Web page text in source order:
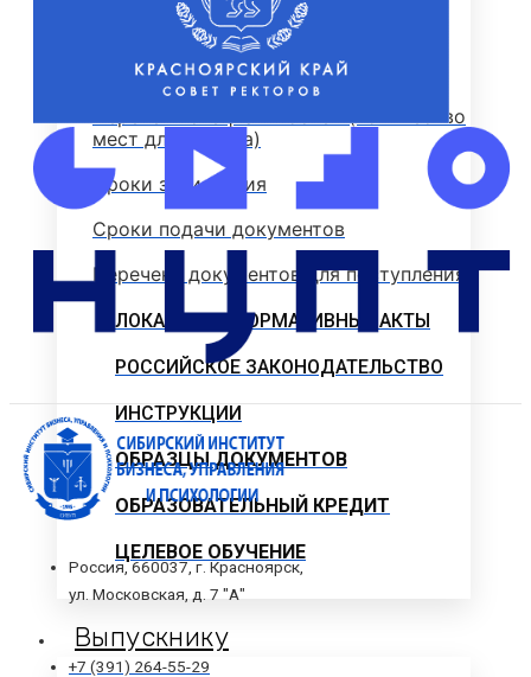
Стоимость обучения
Информация для абитуриентов
Перечень специальностей (количество
мест для приема)
Сроки зачисления
Сроки подачи документов
Перечень документов для поступления
ЛОКАЛЬНЫЕ НОРМАТИВНЫЕ АКТЫ
РОССИЙСКОЕ ЗАКОНОДАТЕЛЬСТВО
ИНСТРУКЦИИ
ОБРАЗЦЫ ДОКУМЕНТОВ
ОБРАЗОВАТЕЛЬНЫЙ КРЕДИТ
ЦЕЛЕВОЕ ОБУЧЕНИЕ
Выпускнику
Россия, 660037, г. Красноярск,
ул. Московская, д. 7 "А"
+7 (391) 264-55-29